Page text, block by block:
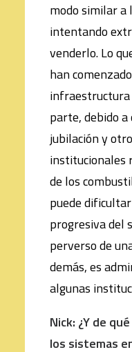
modo similar a
intentando
venderlo. Lo
han
infraestructura
parte, debido a
jubilación y
institucionales
de los
puede
progresiva del
perverso de
demás, es
algunas
Nick: ¿Y de
los sistemas